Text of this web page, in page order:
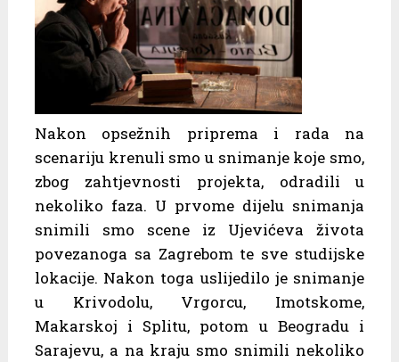
Nakon opsežnih priprema i rada na
scenariju krenuli smo u snimanje koje smo,
zbog zahtjevnosti projekta, odradili u
nekoliko faza. U prvome dijelu snimanja
snimili smo scene iz Ujevićeva života
povezanoga sa Zagrebom te sve studijske
lokacije. Nakon toga uslijedilo je snimanje
u Krivodolu, Vrgorcu, Imotskome,
Makarskoj i Splitu, potom u Beogradu i
Sarajevu, a na kraju smo snimili nekoliko